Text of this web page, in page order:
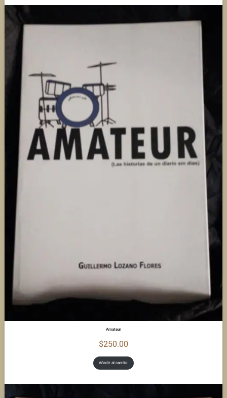
Amateur
$250.00
Añadir al carrito